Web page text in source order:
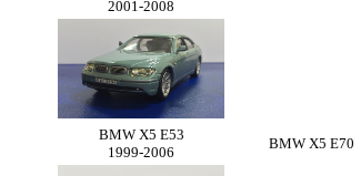
2001-2008
BMW X5 E53
1999-2006
BMW X5 E70